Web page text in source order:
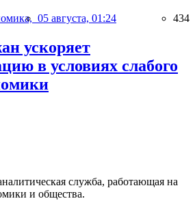
05 августа, 01:24 434
ускоряет
в условиях слабого
служба, работающая на
и общества.